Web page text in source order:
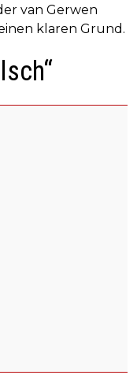
van Gerwen
klaren Grund.